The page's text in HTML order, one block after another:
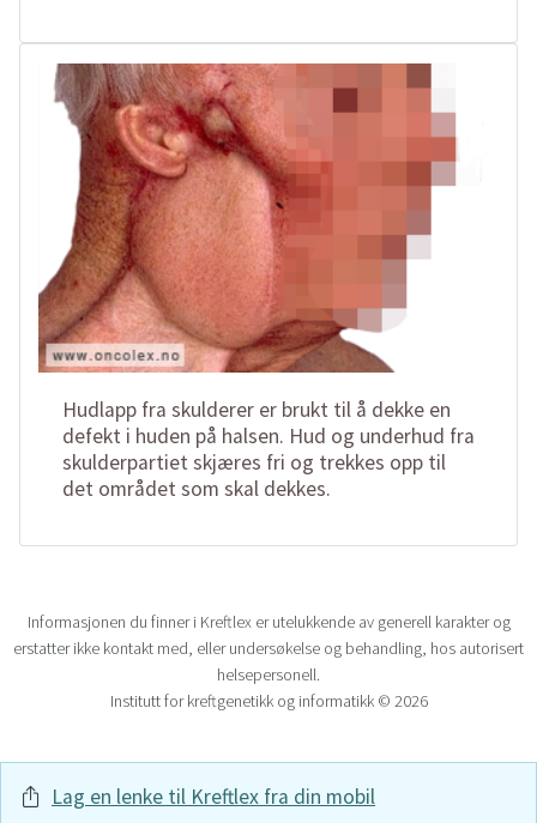
Hudlapp fra skulderer er brukt til å dekke en
defekt i huden på halsen. Hud og underhud fra
skulderpartiet skjæres fri og trekkes opp til
det området som skal dekkes.
Informasjonen du finner i Kreftlex er utelukkende av generell karakter og
erstatter ikke kontakt med, eller undersøkelse og behandling, hos autorisert
helsepersonell.
Institutt for kreftgenetikk og informatikk © 2026
Lag en lenke til Kreftlex fra din mobil